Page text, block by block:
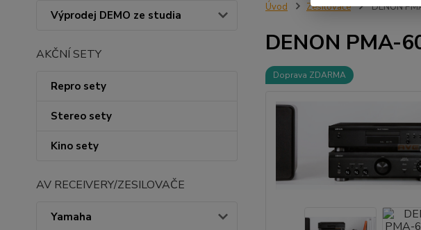
Výprodej DEMO ze studia
AKČNÍ SETY
Repro sety
Stereo sety
Kino sety
AV RECEIVERY/ZESILOVAČE
Yamaha
Úvod Zesilovače DENON
DENON PMA-
Doprava ZDARMA